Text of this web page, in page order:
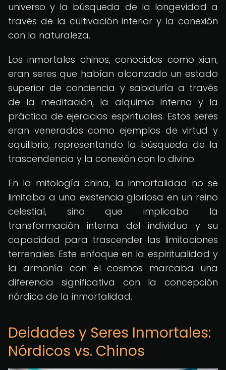
universo y la búsqueda de la longevidad a
través de la cultivación interior y la conexión
con la naturaleza.
Los inmortales chinos, conocidos como xian,
eran seres que habían alcanzado un estado
superior de conciencia y sabiduría a través
de la meditación, la alquimia interna y la
práctica de ejercicios espirituales. Estos seres
eran venerados como ejemplos de virtud y
equilibrio, representando la búsqueda de la
trascendencia y la conexión con lo divino.
En la mitología china, la inmortalidad no se
limitaba a una existencia gloriosa en un reino
celestial, sino que implicaba la
transformación interna del individuo y su
capacidad para trascender las limitaciones
terrenales. Este enfoque en la espiritualidad y
la armonía con el cosmos marcaba una
diferencia significativa con la concepción
nórdica de la inmortalidad.
Deidades y Seres Inmortales:
Nórdicos vs. Chinos